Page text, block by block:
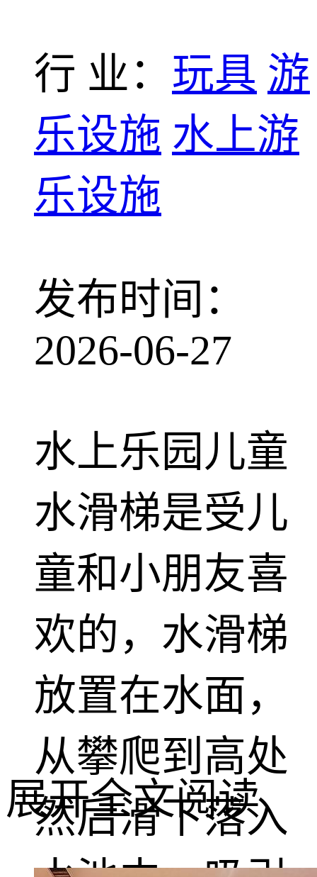
行 业： 玩具 游
乐设施 水上游
乐设施
发布时间：
2026-06-27
水上乐园儿童
水滑梯是受儿
童和小朋友喜
欢的，水滑梯
放置在水面，
从攀爬到高处
然后滑下落入
展开全文阅读